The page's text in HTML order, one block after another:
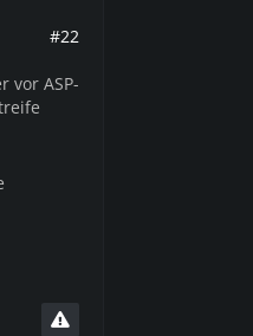
#22
vor ASP-